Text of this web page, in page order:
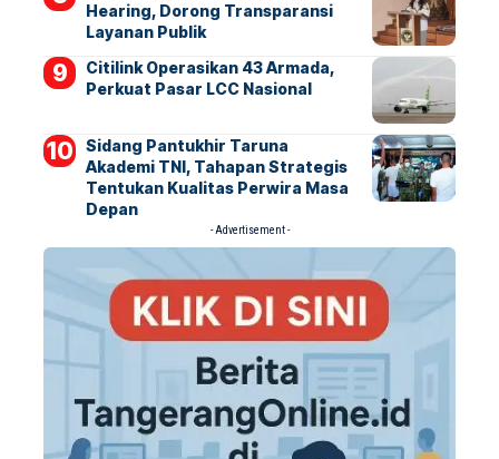
Hearing, Dorong Transparansi
Layanan Publik
Citilink Operasikan 43 Armada,
Perkuat Pasar LCC Nasional
Sidang Pantukhir Taruna
Akademi TNI, Tahapan Strategis
Tentukan Kualitas Perwira Masa
Depan
- Advertisement -